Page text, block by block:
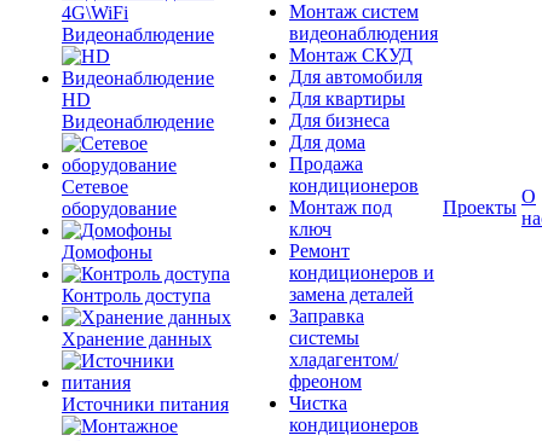
4G\WiFi
Видеонаблюдение
HD
Видеонаблюдение
Сетевое
оборудование
Домофоны
Контроль доступа
Хранение данных
Источники питания
Монтаж систем
видеонаблюдения
Монтаж СКУД
Для автомобиля
Для квартиры
Для бизнеса
Для дома
Продажа
кондиционеров
Монтаж под
ключ
Ремонт
кондиционеров и
замена деталей
Заправка
системы
хладагентом/
фреоном
Чистка
кондиционеров
Проекты
О